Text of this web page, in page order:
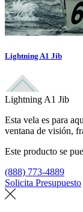
Lightning A1 Jib
Lightning A1 Jib
Esta vela es para
ventana de visión,
Este producto se
(888) 773-4889
Solicita Presupuesto